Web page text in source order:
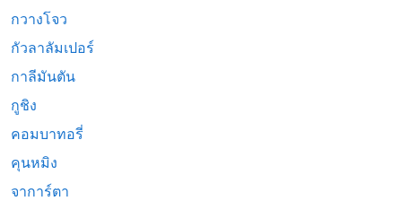
กวางโจว
กัวลาลัมเปอร์
กาลีมันตัน
กูชิง
คอมบาทอรี่
คุนหมิง
จาการ์ตา